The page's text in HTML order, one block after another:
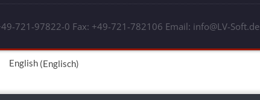
721-97822-0 Fax: +49-721-782106 Email: info@LV-Soft.de
English(Englisch)